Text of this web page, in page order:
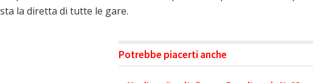
la diretta di tutte le gare.
Potrebbe piacerti anche